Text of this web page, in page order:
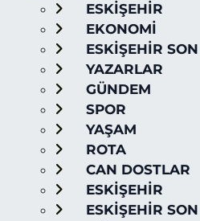
ESKİŞEHİR
EKONOMİ
ESKİŞEHİR
YAZARLAR
GÜNDEM
SPOR
YAŞAM
ROTA
CAN DOSTLAR
ESKİŞEHİR
ESKİŞEHİR